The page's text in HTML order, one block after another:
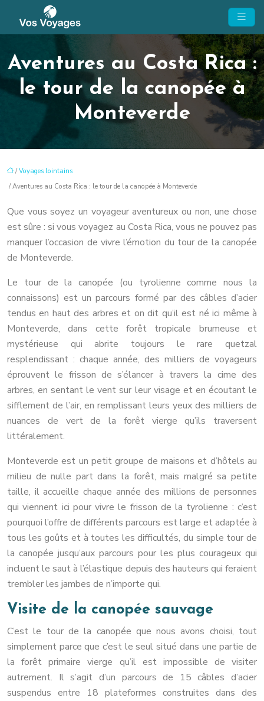
Aventures au Costa Rica :
le tour de la canopée à
Monteverde
/Voyages lointains
/ Aventures au Costa Rica : le tour de la canopée à Monteverde
Que vous soyez un voyageur aventureux ou non, une chose
est sûre : si vous voyagez au Costa Rica, vous ne pouvez pas
manquer l’occasion de vivre l’émotion du tour de la canopée
de Monteverde.
Le tour de la canopée (ou tyrolienne comme nous la
connaissons) est un parcours formé par des câbles d’acier
tendus en haut des arbres et on dit qu’il est né ici même à
Monteverde, dans cette forêt tropicale brumeuse et
mystérieuse qui abrite toujours le rare quetzal
resplendissant : chaque année, des milliers de voyageurs
éprouvent le frisson de s’élancer à travers la cime des
arbres, en sentant le vent sur leur visage et en écoutant le
sifflement de l’air, en remplissant leurs yeux des milliers de
nuances de vert de la forêt vierge qu’ils traversent
littéralement.
Monteverde est un petit groupe de maisons et d’hôtels au
milieu de nulle part dans la forêt, mais malgré sa petite
taille, il accueille chaque année des millions de personnes
qui viennent ici pour vivre le frisson de la tyrolienne : c’est
pourquoi l’offre de différents parcours est large et adaptée à
tous les goûts et à toutes les difficultés, du simple tour de
la canopée jusqu’aux parcours pour les plus courageux qui
incluent le saut à l’élastique depuis des hauteurs qui feraient
trembler les jambes de n’importe qui.
Visite de la canopée sauvage
C’est le tour de la canopée que nous avons choisi, tout
simplement parce que c’est le seul situé dans une partie de
la forêt primaire vierge qu’il est impossible de visiter
autrement. Il s’agit d’un parcours de 15 câbles d’acier
suspendus entre 18 plateformes construites dans des